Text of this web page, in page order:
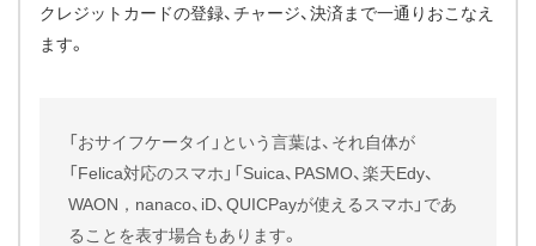
クレジットカードの登録、チャージ、決済まで一通りおこなえ
ます。
「おサイフケータイ」という言葉は、それ自体が
「Felica対応のスマホ」「Suica、PASMO、楽天Edy、
WAON，nanaco、iD、QUICPayが使えるスマホ」であ
ることを表す場合もあります。